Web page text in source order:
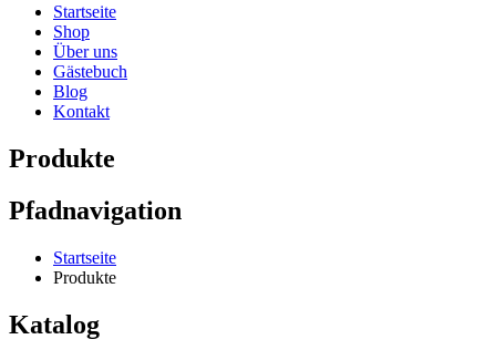
Startseite
Shop
Über uns
Gästebuch
Blog
Kontakt
Produkte
Pfadnavigation
Startseite
Produkte
Katalog